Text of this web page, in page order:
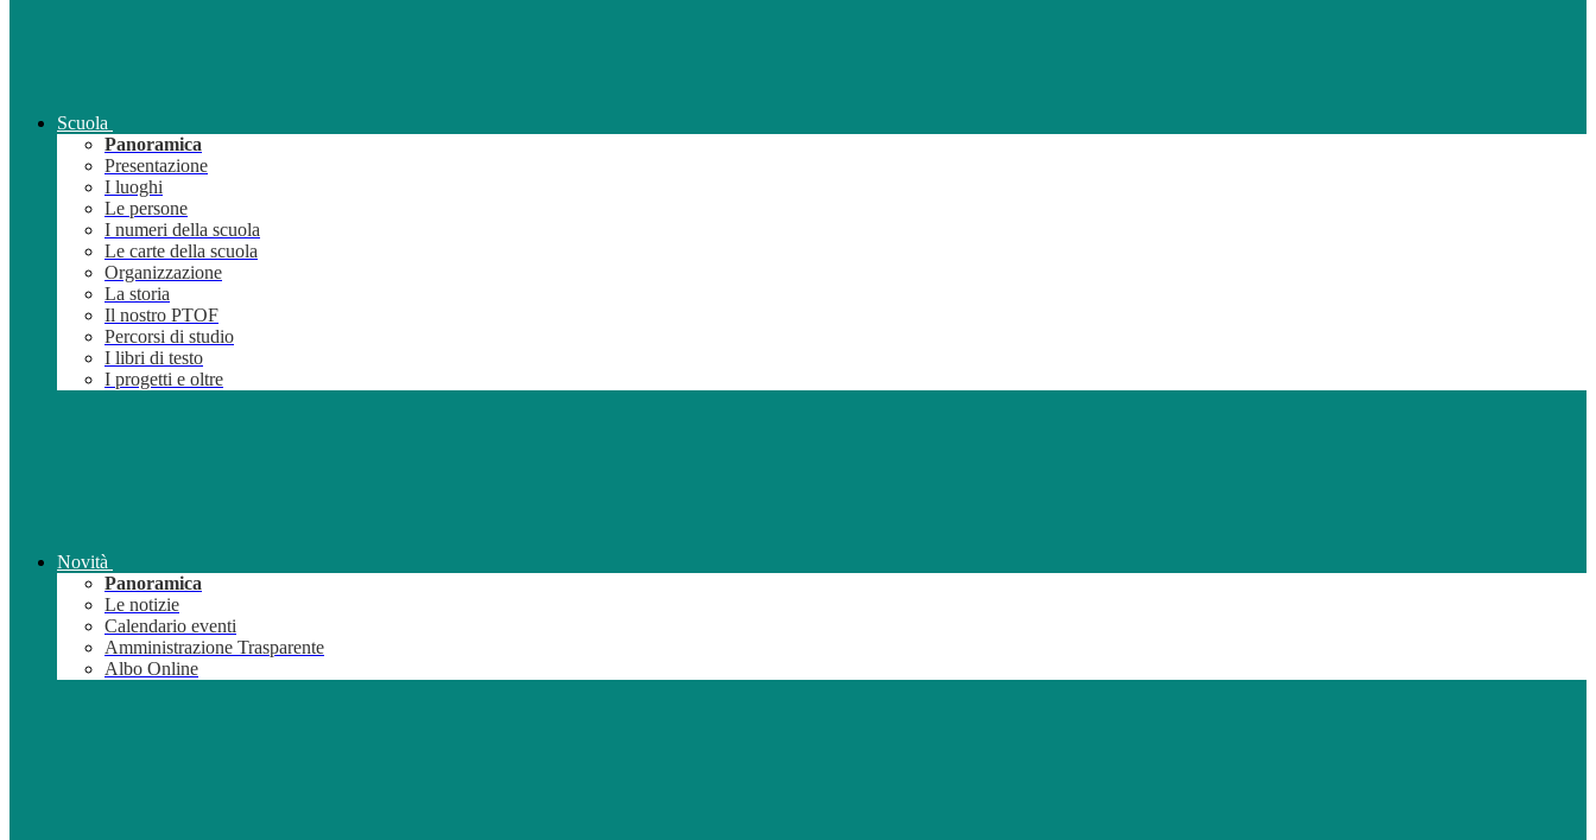
Scuola
Panoramica
Presentazione
I luoghi
Le persone
I numeri della scuola
Le carte della scuola
Organizzazione
La storia
Il nostro PTOF
Percorsi di studio
I libri di testo
I progetti e oltre
Novità
Panoramica
Le notizie
Calendario eventi
Amministrazione Trasparente
Albo Online